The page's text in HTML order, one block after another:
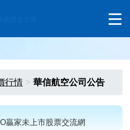
行情 華信航空公司公告
贏家未上市股票交流網